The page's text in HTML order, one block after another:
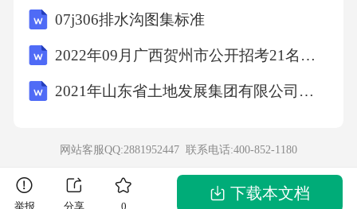
A.泰坦战争
B.奥林匹斯战争
D.赫拉克勒斯战争
07j306排水沟图集标准
2022年09月广西贺州市公开招考21名县级政府统计机构统计协管员（协统员）模拟卷3套含答案附详解
2021年山东省土地发展集团有限公司招聘笔试试题及答案解析
网站客服QQ:2881952447 联系电话:400-852-1180
举报 分享 0
下载本文档